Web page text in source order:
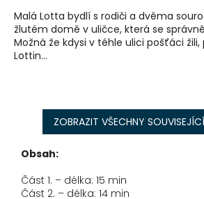
Malá Lotta bydlí s rodiči a dvěma
žlutém domě v uličce, která se
Možná že kdysi v téhle ulici pošťáci
Lottin...
ZOBRAZIT VŠECHNY
Obsah:
Část 1. – délka: 15 min
Část 2. – délka: 14 min